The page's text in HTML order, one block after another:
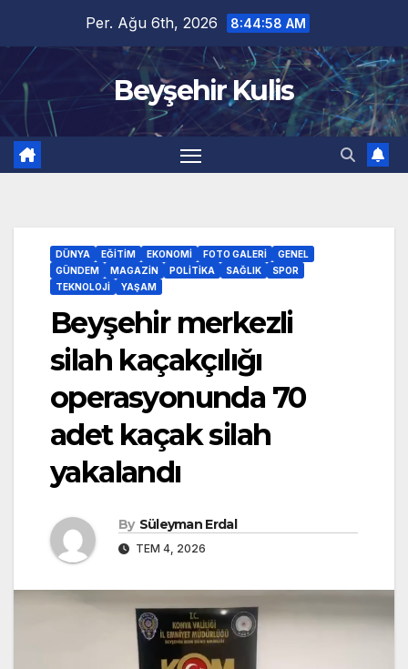
content
Per. Ağu 6th, 2026 8:44:59 AM
Beyşehir Kulis
DÜNYA EĞITIM EKONOMI FOTO GALERI
GENEL
GÜNDEM
MAGAZIN POLITIKA SAĞLIK
SPOR
TEKNOLOJI
YAŞAM
Beyşehir merkezli
silah kaçakçılığı
operasyonunda 70
adet kaçak silah
yakalandı
By Süleyman Erdal
TEM 4, 2026